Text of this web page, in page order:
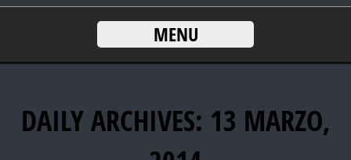
MENU
DAILY ARCHIVES: 13 MARZO,